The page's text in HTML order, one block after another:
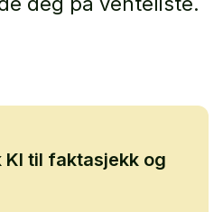
KI til faktasjekk og